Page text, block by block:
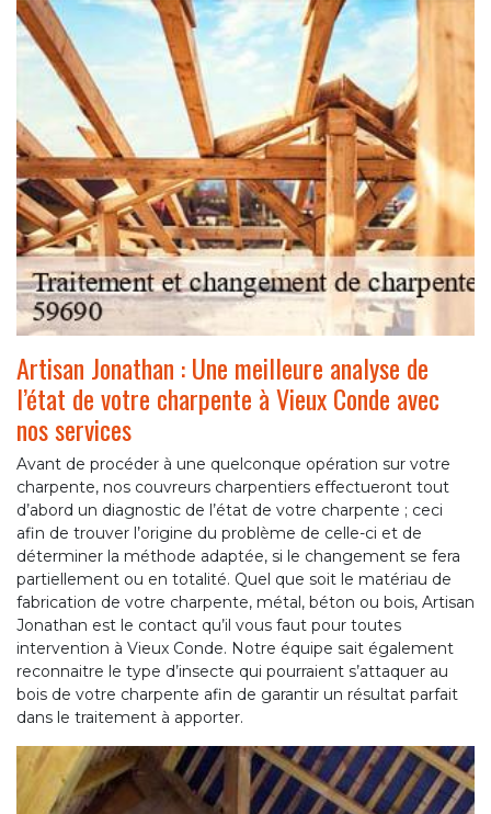
Artisan Jonathan : Une meilleure analyse de
l’état de votre charpente à Vieux Conde avec
nos services
Avant de procéder à une quelconque opération sur votre
charpente, nos couvreurs charpentiers effectueront tout
d’abord un diagnostic de l’état de votre charpente ; ceci
afin de trouver l’origine du problème de celle-ci et de
déterminer la méthode adaptée, si le changement se fera
partiellement ou en totalité. Quel que soit le matériau de
fabrication de votre charpente, métal, béton ou bois, Artisan
Jonathan est le contact qu’il vous faut pour toutes
intervention à Vieux Conde. Notre équipe sait également
reconnaitre le type d’insecte qui pourraient s’attaquer au
bois de votre charpente afin de garantir un résultat parfait
dans le traitement à apporter.